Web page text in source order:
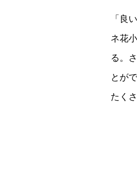
「良
ネ花
る。
とが
たく